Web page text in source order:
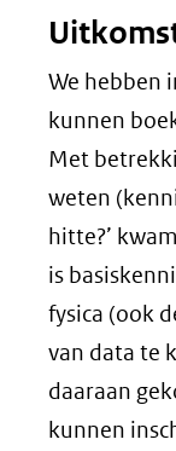
We hebben
kunnen
Met
weten
hitte?’
is
fysica (ook
van data te
daaraan
kunnen